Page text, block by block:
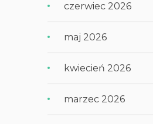
czerwiec 2026
maj 2026
kwiecień 2026
marzec 2026